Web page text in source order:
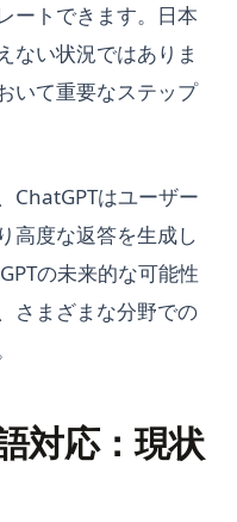
ートできます。日本
ない状況ではありま
いて重要なステップ
ChatGPTはユーザー
高度な返答を生成し
の未来的な可能性
さまざまな分野での
対応：現状